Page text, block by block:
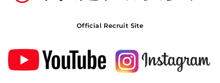
Official Recruit Site